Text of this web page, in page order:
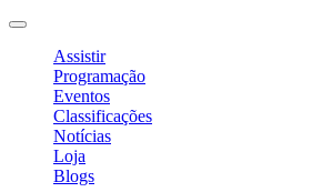
Assistir
Programação
Eventos
Classificações
Notícias
Loja
Blogs